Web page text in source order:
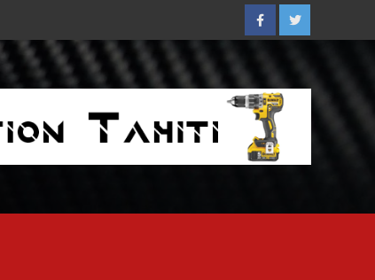
FacebookTwitter